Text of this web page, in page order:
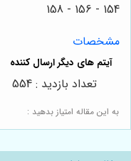
154 - 156 - 158
مشخصات
به این مقاله امتیاز بدهید :
تعداد بازدید : 554